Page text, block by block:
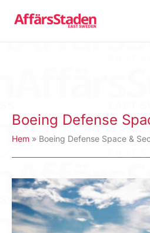
Boeing Defense
Hem Boeing Defense Space &